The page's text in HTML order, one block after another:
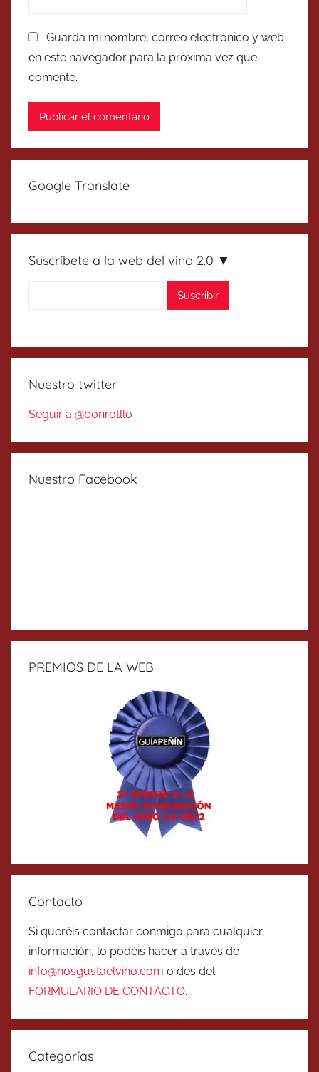
Guarda mi nombre, correo electrónico y web
en este navegador para la próxima vez que
comente.
Google Translate
Suscríbete a la web del vino 2.0 ▼
Nuestro twitter
Seguir a @bonrotllo
Nuestro Facebook
PREMIOS DE LA WEB
Contacto
Si queréis contactar conmigo para cualquier
información, lo podéis hacer a través de
info@nosgustaelvino.com o des del
FORMULARIO DE CONTACTO.
Categorías